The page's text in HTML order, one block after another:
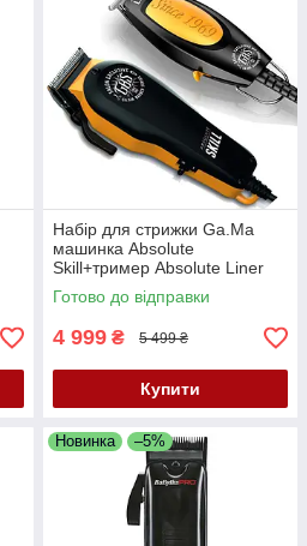
Набір для стрижки Ga.Ma
машинка Absolute
Skill+тример Absolute Liner
SMB6027
Готово до відправки
4 999 ₴ 5 499 ₴
Купити
Новинка –5%